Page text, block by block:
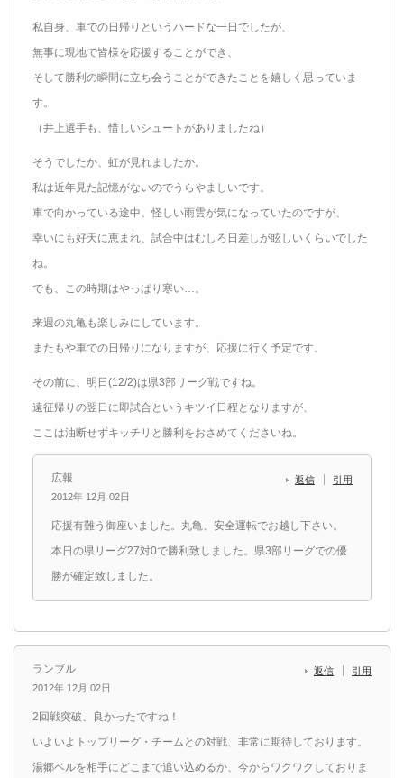
私自身、車での日帰りというハードな一日でしたが、
無事に現地で皆様を応援することができ、
そして勝利の瞬間に立ち会うことができたことを嬉しく思っていま
す。
（井上選手も、惜しいシュートがありましたね）
そうでしたか、虹が見れましたか。
私は近年見た記憶がないのでうらやましいです。
車で向かっている途中、怪しい雨雲が気になっていたのですが、
幸いにも好天に恵まれ、試合中はむしろ日差しが眩しいくらいでした
ね。
でも、この時期はやっぱり寒い…。
来週の丸亀も楽しみにしています。
またもや車での日帰りになりますが、応援に行く予定です。
その前に、明日(12/2)は県3部リーグ戦ですね。
遠征帰りの翌日に即試合というキツイ日程となりますが、
ここは油断せずキッチリと勝利をおさめてくださいね。
広報
2012年 12月 02日
返信 引用
応援有難う御座いました。丸亀、安全運転でお越し下さい。
本日の県リーグ27対0で勝利致しました。県3部リーグでの優
勝が確定致しました。
ランブル
2012年 12月 02日
返信 引用
2回戦突破、良かったですね！
いよいよトップリーグ・チームとの対戦、非常に期待しております。
湯郷ベルを相手にどこまで追い込めるか、今からワクワクしておりま